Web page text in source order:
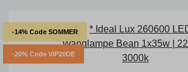
-14% Code SOMMER
-20% Code VIP20DE